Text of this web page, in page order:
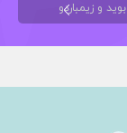
و زیمباردو